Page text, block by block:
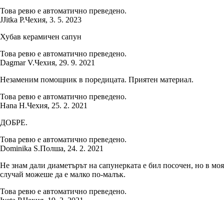
Това ревю е автоматично преведено.
JJitka P.Чехия, 3. 5. 2023
Хубав керамичен сапун
Това ревю е автоматично преведено.
Dagmar V.Чехия, 29. 9. 2021
Незаменим помощник в поредицата. Приятен материал.
Това ревю е автоматично преведено.
Hana H.Чехия, 25. 2. 2021
ДОБРЕ.
Това ревю е автоматично преведено.
Dominika S.Полша, 24. 2. 2021
Не знам дали диаметърът на сапунерката е бил посочен, но в моя
случай можеше да е малко по-малък.
Това ревю е автоматично преведено.